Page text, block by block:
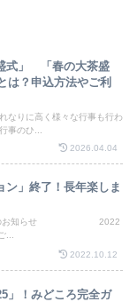
式」 「春の大茶盛
は？申込方法やご利
なりに高く様々な行事も行わ
事のひ...
2026.04.04
ン」終了！長年楽しま
終了のお知らせ 2022
...
2022.10.12
」！みどころ完全ガ